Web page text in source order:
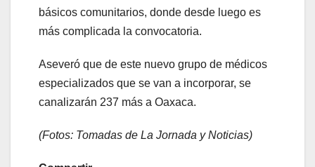
básicos comunitarios, donde desde luego es
más complicada la convocatoria.
Aseveró que de este nuevo grupo de médicos
especializados que se van a incorporar, se
canalizarán 237 más a Oaxaca.
(Fotos: Tomadas de La Jornada y Noticias)